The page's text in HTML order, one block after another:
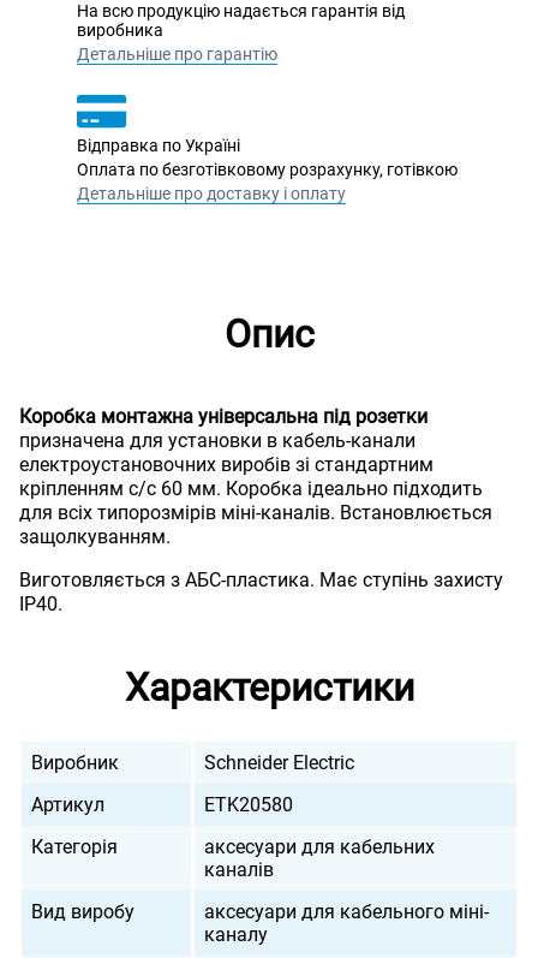
На всю продукцію надається гарантія від
виробника
Детальніше про гарантію
Відправка по Україні
Оплата по безготівковому розрахунку, готівкою
Детальніше про доставку і оплату
Опис
Коробка монтажна універсальна під розетки
призначена для установки в кабель-канали
електроустановочних виробів зі стандартним
кріпленням с/с 60 мм. Коробка ідеально підходить
для всіх типорозмірів міні-каналів. Встановлюється
защолкуванням.
Виготовляється з АБС-пластика. Має ступінь захисту
IP40.
Характеристики
Виробник
Schneider Electric
Артикул
ETK20580
Категорія
аксесуари для кабельних
каналів
Вид виробу
аксесуари для кабельного міні-
каналу